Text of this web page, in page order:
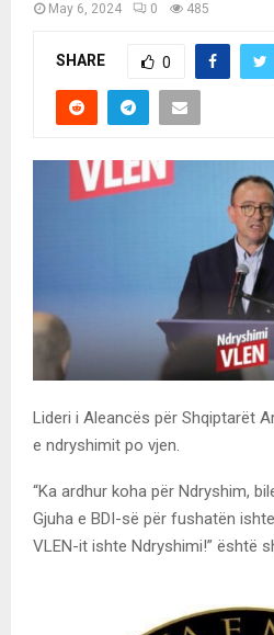
May 6, 2024 0 485
SHARE 0
Lideri i Aleancës për Shqiptarët
e ndryshimit po vjen.
“Ka ardhur koha për Ndryshim,
Gjuha e BDI-së për fushatën
VLEN-it ishte Ndryshimi!” është